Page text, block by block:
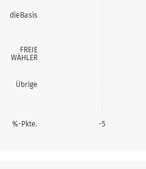
dieBasis
FREIE
WÄHLER
Übrige
-5
%-Pkte.